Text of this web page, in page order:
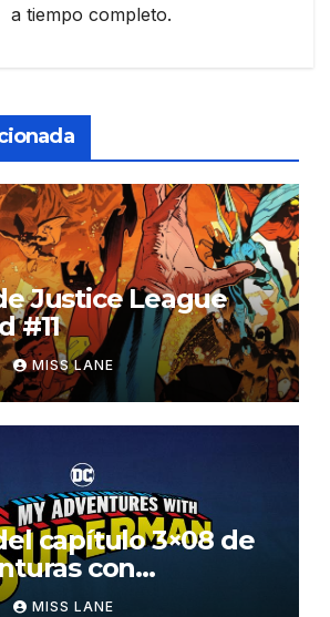
a tiempo completo.
Justice League
#11
MISS LANE
capítulo 3×08 de
con
MISS LANE